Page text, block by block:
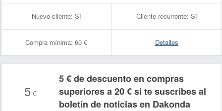
Nuevo cliente: Sí Cliente recurrente: Sí
Compra mínima: 60 € Detalles
5 €
5 € de descuento en compras
superiores a 20 € si te suscribes al
boletín de noticias en Dakonda